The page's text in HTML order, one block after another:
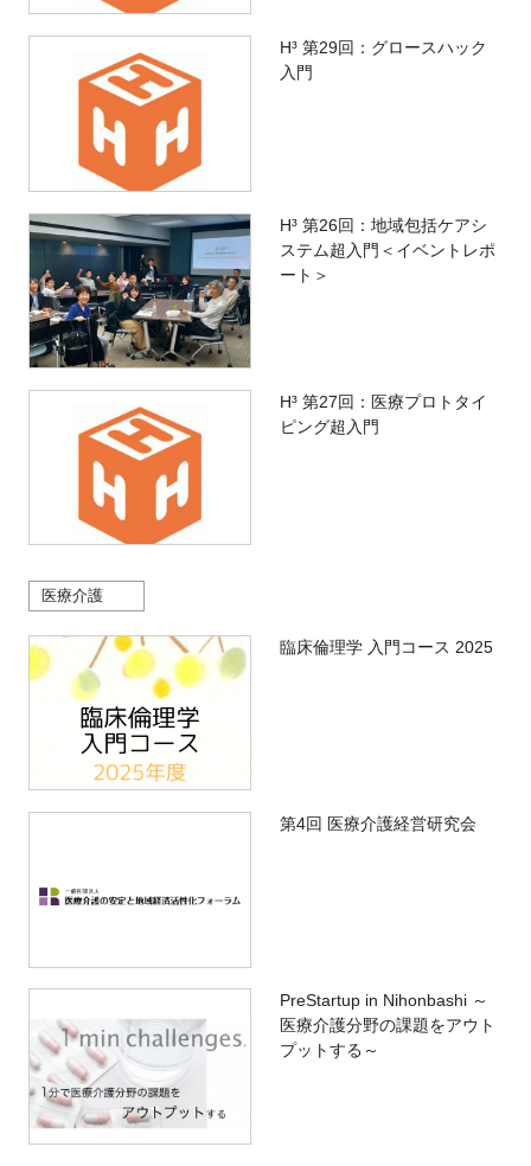
H³ 第29回：グロースハック
入門
H³ 第26回：地域包括ケアシ
ステム超入門＜イベントレポ
ート＞
H³ 第27回：医療プロトタイ
ピング超入門
医療介護
臨床倫理学 入門コース 2025
第4回 医療介護経営研究会
PreStartup in Nihonbashi ～
医療介護分野の課題をアウト
プットする～